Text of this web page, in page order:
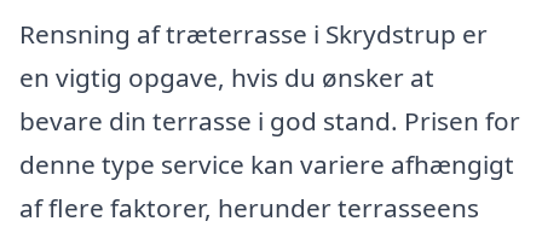
Rensning af træterrasse i Skrydstrup er
en vigtig opgave, hvis du ønsker at
bevare din terrasse i god stand. Prisen for
denne type service kan variere afhængigt
af flere faktorer, herunder terrasseens